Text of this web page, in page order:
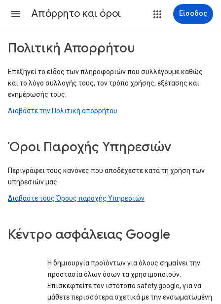
Απόρρητο και όροι Είσοδος
Πολιτική Απορρήτου
Επεξηγεί το είδος των πληροφοριών που συλλέγουμε καθώς
και το λόγο συλλογής τους, τον τρόπο χρήσης, εξέτασης και
ενημέρωσής τους.
Διαβάστε την Πολιτική απορρήτου
Όροι Παροχής Υπηρεσιών
Περιγράφει τους κανόνες που αποδέχεστε κατά τη χρήση των
υπηρεσιών μας.
Διαβάστε τους Όρους παροχής Υπηρεσιών
Κέντρο ασφάλειας Google
Η δημιουργία προϊόντων για όλους σημαίνει την
προστασία όλων όσων τα χρησιμοποιούν.
Επισκεφτείτε τον ιστότοπο safety.google, για να
μάθετε περισσότερα σχετικά με την ενσωματωμένη